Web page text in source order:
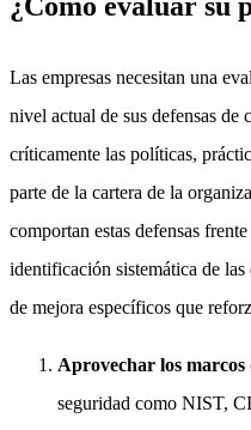
¿Cómo evaluar su
Las empresas necesitan una
nivel actual de sus defensas
críticamente las políticas,
parte de la cartera de la
comportan estas defensas
identificación sistemática de
de mejora específicos que
Aprovechar los marcos
seguridad como NIST,